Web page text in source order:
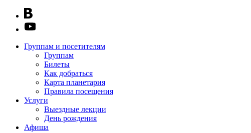
Группам и посетителям
Группам
Билеты
Как добраться
Карта планетария
Правила посещения
Услуги
Выездные лекции
День рождения
Афиша